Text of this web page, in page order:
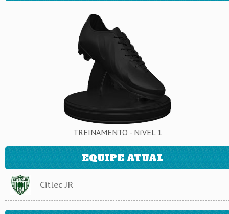
TREINAMENTO - NíVEL 1
EQUIPE ATUAL
Citlec JR